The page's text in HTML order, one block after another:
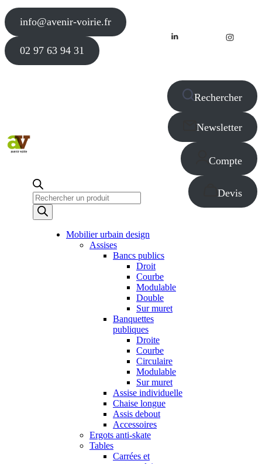
info@avenir-voirie.fr
02 97 63 94 31
Recherche
de
produits
Rechercher
Newsletter
Compte
Devis
Mobilier urbain design
Assises
Bancs publics
Droit
Courbe
Modulable
Double
Sur muret
Banquettes
publiques
Droite
Courbe
Circulaire
Modulable
Sur muret
Assise individuelle
Chaise longue
Assis debout
Accessoires
Ergots anti-skate
Tables
Carrées et